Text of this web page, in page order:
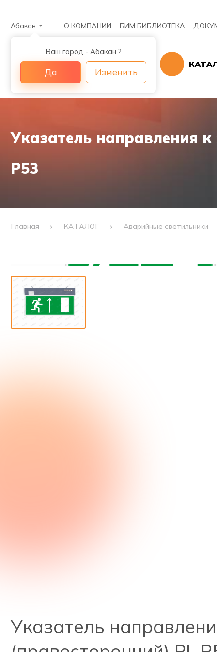
Абакан
Ваш город - Абакан ?
Да Изменить
О КОМПАНИИ БИМ БИБЛИОТЕКА
Указатель направления
P53
Главная КАТАЛОГ Аварийные светильники
Указатель